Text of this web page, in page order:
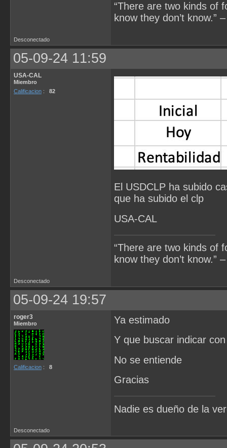
“There are two kinds of
know they don’t know.”
Desconectado
05-09-24 11:59
USA-CAL
Miembro
Calificacion : 82
El USDCLP ha subido
que ha subido el clp
USA-CAL
“There are two kinds of
know they don’t know.”
Desconectado
05-09-24 19:57
roger3
Miembro
Calificacion : 8
Ya estimado
Y que buscar indicar
No se entiende
Gracias
Nadie es dueño de la
Desconectado